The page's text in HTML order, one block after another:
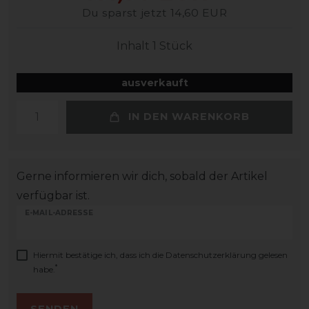
Du sparst jetzt 14,60 EUR
Inhalt 1 Stück
ausverkauft
IN DEN WARENKORB
Gerne informieren wir dich, sobald der Artikel
verfügbar ist.
E-MAIL-ADRESSE
Hiermit bestätige ich, dass ich die Daten­schutz­erklärung gelesen
habe. *